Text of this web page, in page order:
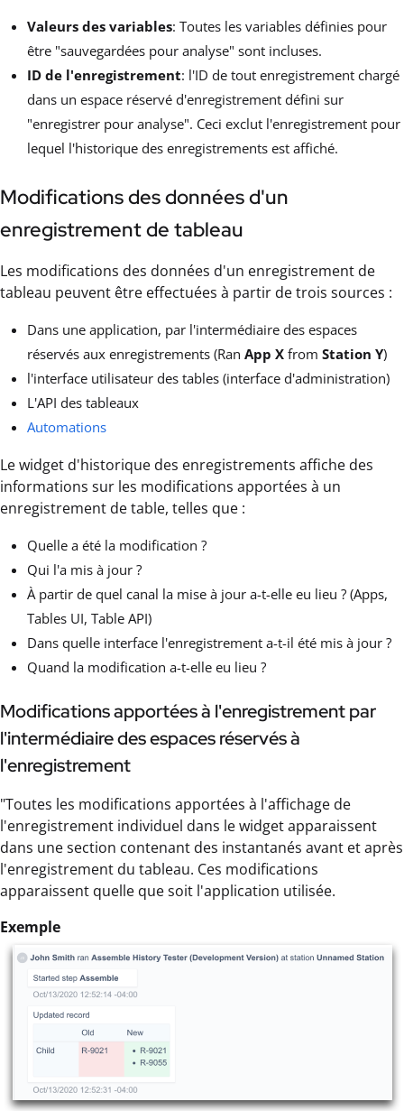
Valeurs des variables: Toutes les variables définies pour
être "sauvegardées pour analyse" sont incluses.
ID de l'enregistrement: l'ID de tout enregistrement chargé
dans un espace réservé d'enregistrement défini sur
"enregistrer pour analyse". Ceci exclut l'enregistrement pour
lequel l'historique des enregistrements est affiché.
Modifications des données d'un
enregistrement de tableau
Les modifications des données d'un enregistrement de
tableau peuvent être effectuées à partir de trois sources :
Dans une application, par l'intermédiaire des espaces
réservés aux enregistrements (Ran App X from Station Y)
l'interface utilisateur des tables (interface d'administration)
L'API des tableaux
Automations
Le widget d'historique des enregistrements affiche des
informations sur les modifications apportées à un
enregistrement de table, telles que :
Quelle a été la modification ?
Qui l'a mis à jour ?
À partir de quel canal la mise à jour a-t-elle eu lieu ? (Apps,
Tables UI, Table API)
Dans quelle interface l'enregistrement a-t-il été mis à jour ?
Quand la modification a-t-elle eu lieu ?
Modifications apportées à l'enregistrement par
l'intermédiaire des espaces réservés à
l'enregistrement
"Toutes les modifications apportées à l'affichage de
l'enregistrement individuel dans le widget apparaissent
dans une section contenant des instantanés avant et après
l'enregistrement du tableau. Ces modifications
apparaissent quelle que soit l'application utilisée.
Exemple